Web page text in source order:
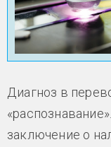
Диагноз в
заключение о